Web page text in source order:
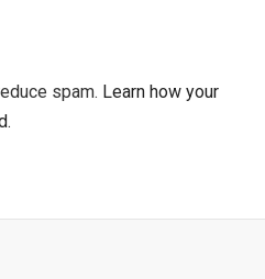
spam. Learn how your